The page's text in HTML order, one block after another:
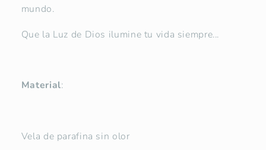
mundo.
Que la Luz de Dios ilumine tu vida siempre...
Material:
Vela de parafina sin olor